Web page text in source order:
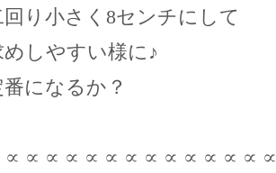
回り小さく8センチにして
しやすい様に♪
になるか？